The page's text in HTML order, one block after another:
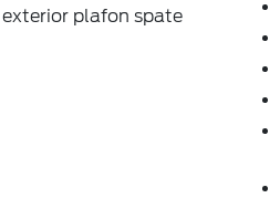
plafon spate